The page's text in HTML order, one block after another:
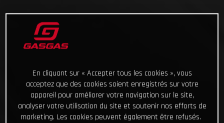
En cliquant sur « Accepter tous les cookies », vous
acceptez que des cookies soient enregistrés sur votre
appareil pour améliorer votre navigation sur le site,
analyser votre utilisation du site et soutenir nos efforts de
marketing. Les cookies peuvent également être refusés.